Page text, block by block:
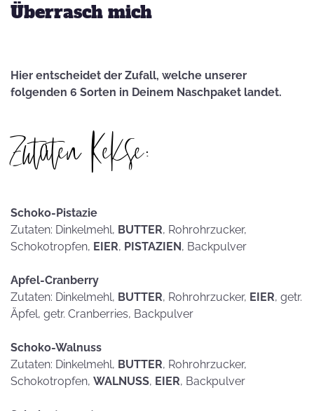
Überrasch mich
Hier entscheidet der Zufall, welche unserer
folgenden 6 Sorten in Deinem Naschpaket landet.
Zutaten Kekse:
Schoko-Pistazie
Zutaten: Dinkelmehl, BUTTER, Rohrohrzucker,
Schokotropfen, EIER, PISTAZIEN, Backpulver
Apfel-Cranberry
Zutaten: Dinkelmehl, BUTTER, Rohrohrzucker, EIER, getr.
Äpfel, getr. Cranberries, Backpulver
Schoko-Walnuss
Zutaten: Dinkelmehl, BUTTER, Rohrohrzucker,
Schokotropfen, WALNUSS, EIER, Backpulver